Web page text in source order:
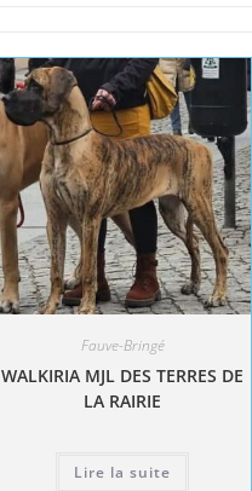
Fauve-Bringé
WALKIRIA MJL DES TERRES DE
LA RAIRIE
Lire la suite